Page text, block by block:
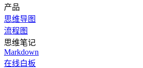
产品
思维导图
流程图
思维笔记
Markdown
在线白板